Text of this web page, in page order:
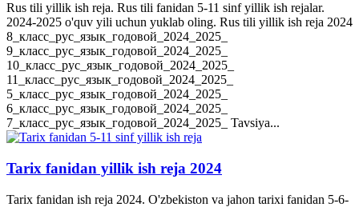
Rus tili yillik ish reja. Rus tili fanidan 5-11 sinf yillik ish rejalar.
2024-2025 o'quv yili uchun yuklab oling. Rus tili yillik ish reja 2024
8_класс_рус_язык_годовой_2024_2025_
9_класс_рус_язык_годовой_2024_2025_
10_класс_рус_язык_годовой_2024_2025_
11_класс_рус_язык_годовой_2024_2025_
5_класс_рус_язык_годовой_2024_2025_
6_класс_рус_язык_годовой_2024_2025_
7_класс_рус_язык_годовой_2024_2025_ Tavsiya...
Tarix fanidan yillik ish reja 2024
Tarix fanidan ish reja 2024. O'zbekiston va jahon tarixi fanidan 5-6-